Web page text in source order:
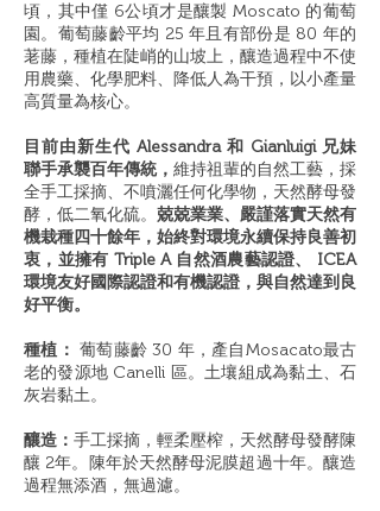
頃，其中僅 6公頃才是釀製 Moscato 的葡萄
園。葡萄藤齡平均 25 年且有部份是 80 年的
荖藤，種植在陡峭的山坡上，釀造過程中不使
用農藥、化學肥料、降低人為干預，以小產量
高質量為核心。
目前由新生代 Alessandra 和 Gianluigi 兄妹
聯手承襲百年傳統， 維持祖輩的自然工藝，採
全手工採摘、不噴灑任何化學物，天然酵母發
酵，低二氧化硫。 兢兢業業、嚴謹落實天然有
機栽種四十餘年，始終對環境永續保持良善初
衷，並擁有 Triple A 自然酒農藝認證、 ICEA
環境友好國際認證和有機認證，與自然達到良
好平衡。
種植： 葡萄藤齡 30 年，產自Mosacato最古
老的發源地 Canelli 區。土壤組成為黏土、石
灰岩黏土。
釀造： 手工採摘，輕柔壓榨，天然酵母發酵陳
釀 2年。陳年於天然酵母泥膜超過十年。釀造
過程無添酒，無過濾。